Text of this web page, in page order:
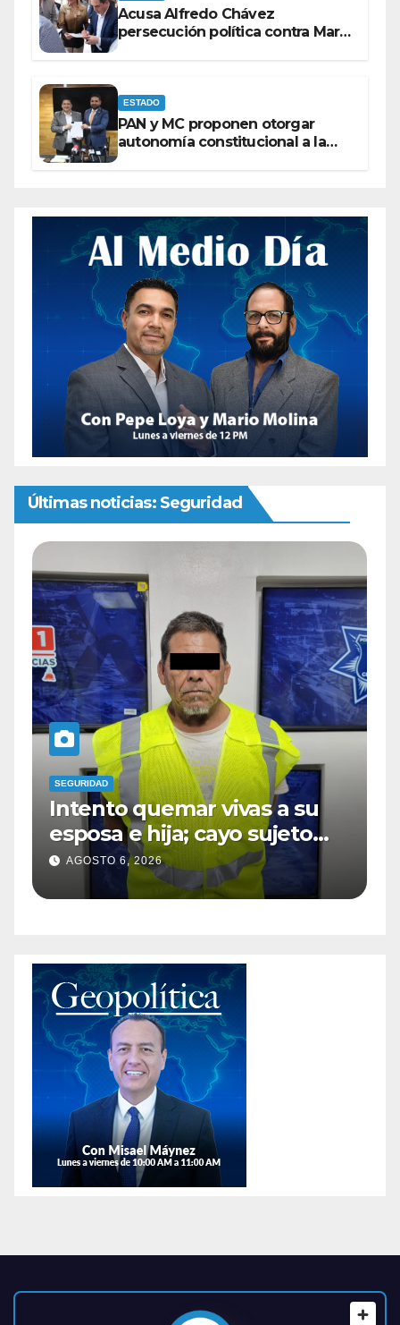
Acusa Alfredo Chávez
persecución política contra Maru
ESTADO
PAN y MC proponen otorgar
autonomía constitucional a la
Últimas noticias: Seguridad
SEGURIDAD
Intento quemar vivas a su
esposa e hija; cayo sujeto
tras rociarlas con
combustible
AGOSTO 6, 2026